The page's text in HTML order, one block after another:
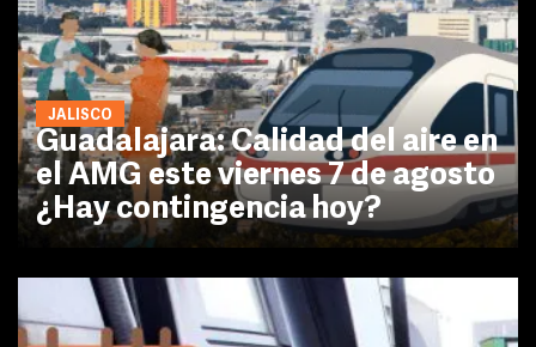
JALISCO
Guadalajara: Calidad del aire en
el AMG este viernes 7 de agosto
¿Hay contingencia hoy?